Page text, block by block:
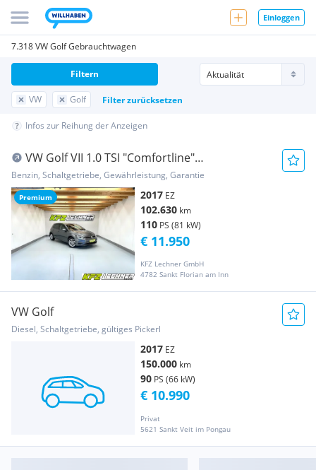
Einloggen
7.318 VW Golf Gebrauchtwagen
VW Golf Filter zurücksetzen
Filtern
Infos zur Reihung der Anzeigen
Premium
VW Golf VII 1.0 TSI "Comfortline"
SITZH*PDC*FREISP...
Benzin, Schaltgetriebe, Gewährleistung, Garantie
2017 EZ
102.630 km
110 PS (81 kW)
KFZ Lechner GmbH
4782 Sankt Florian am Inn
€ 11.950
VW Golf
Diesel, Schaltgetriebe, gültiges Pickerl
2017 EZ
150.000 km
90 PS (66 kW)
Privat
5621 Sankt Veit im Pongau
€ 10.990